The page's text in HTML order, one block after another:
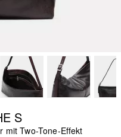
S
mit Two-Tone-Effekt